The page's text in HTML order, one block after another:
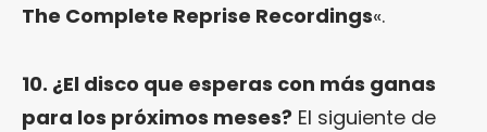
The Complete Reprise Recordings«.
10. ¿El disco que esperas con más ganas
para los próximos meses? El siguiente de